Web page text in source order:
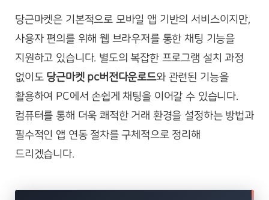
당근마켓은 기본적으로 모바일 앱 기반의 서비스이지만,
사용자 편의를 위해 웹 브라우저를 통한 채팅 기능을
지원하고 있습니다. 별도의 복잡한 프로그램 설치 과정
없이도 당근마켓 pc버전다운로드와 관련된 기능을
활용하여 PC에서 손쉽게 채팅을 이어갈 수 있습니다.
컴퓨터를 통해 더욱 쾌적한 거래 환경을 설정하는 방법과
필수적인 앱 연동 절차를 구체적으로 정리해
드리겠습니다.